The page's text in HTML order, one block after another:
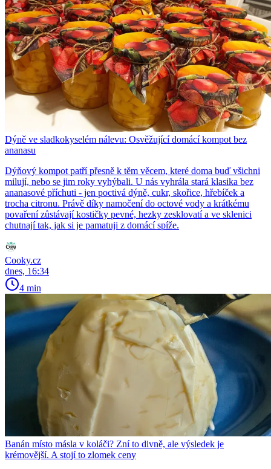
Dýně ve sladkokyselém nálevu: Osvěžující domácí kompot bez
ananasu
Dýňový kompot patří přesně k těm věcem, které doma buď všichni
milují, nebo se jim roky vyhýbali. U nás vyhrála stará klasika bez
ananasové příchuti - jen poctivá dýně, cukr, skořice, hřebíček a
trocha citronu. Právě díky namočení do octové vody a krátkému
povaření zůstávají kostičky pevné, hezky zesklovatí a ve sklenici
chutnají tak, jak si je pamatuji z domácí spíže.
Cooky.cz
dnes, 16:34
4 min
Banán místo másla v koláči? Zní to divně, ale výsledek je
krémovější. A stojí to zlomek ceny